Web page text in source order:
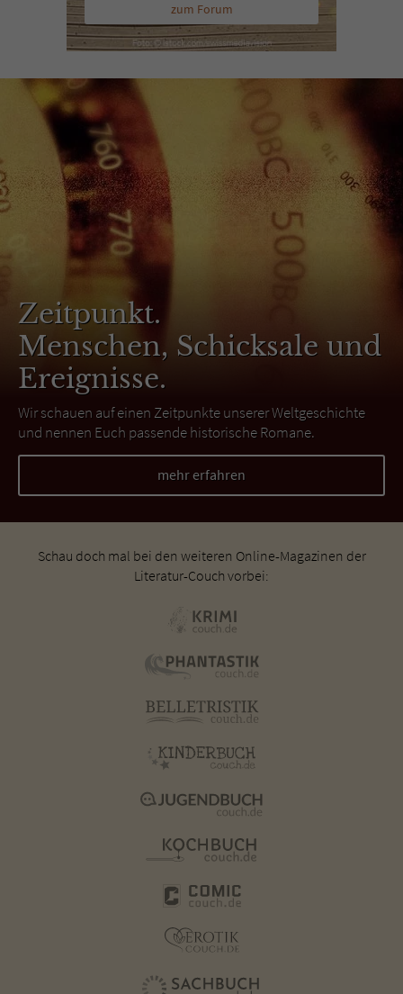
zum Forum
Zeitpunkt.
Menschen, Schicksale und
Ereignisse.
Wir schauen auf einen Zeitpunkte unserer Weltgeschichte
und nennen Euch passende historische Romane.
mehr erfahren
Schau doch mal bei den weiteren Online-Magazinen der
Literatur-Couch vorbei: